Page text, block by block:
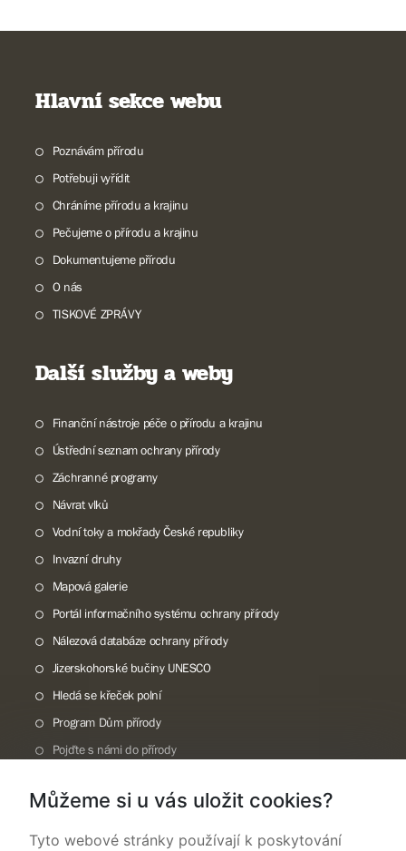
Hlavní sekce webu
Poznávám přírodu
Potřebuji vyřídit
Chráníme přírodu a krajinu
Pečujeme o přírodu a krajinu
Dokumentujeme přírodu
O nás
TISKOVÉ ZPRÁVY
Další služby a weby
Finanční nástroje péče o přírodu a krajinu
Ústřední seznam ochrany přírody
Záchranné programy
Návrat vlků
Vodní toky a mokřady České republiky
Invazní druhy
Mapová galerie
Portál informačního systému ochrany přírody
Nálezová databáze ochrany přírody
Jizerskohorské bučiny UNESCO
Hledá se křeček polní
Program Dům přírody
Pojďte s námi do přírody
Rok CHKO pod záštitou České komise pro UNESCO
Můžeme si u vás uložit cookies?
Tyto webové stránky používají k poskytování